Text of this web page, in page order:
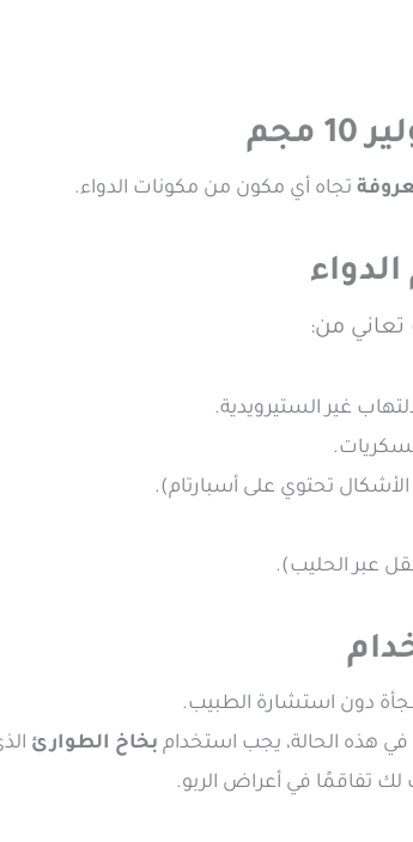
تجاه أي مكون من مكونات الدواء.
تعاني من:
غير الستيرويدية.
تحتوي على أسبارتام).
عبر الحليب).
دون استشارة الطبيب.
في هذه الحالة، يجب استخدام بخاخ الطوارئ
تفاقمًا في أعراض الربو.